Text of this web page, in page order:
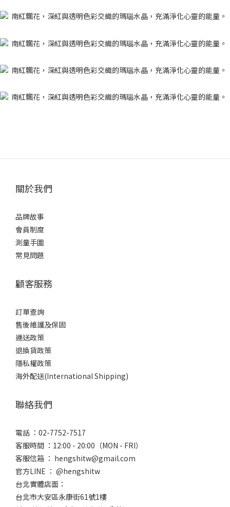
關於我們
品牌故事
會員制度
測量手圍
常見問題
顧客服務
訂單查詢
售後維護及保固
運送政策
退換貨政策
隱私權政策
海外配送(International Shipping)
聯絡我們
電話 ：02-7752-7517
客服時間 ：12:00 - 20:00（MON - FRI）
客服信箱 ： hengshitw@gmail.com
官方LINE ： @hengshitw
台北實體店面：
台北市大安區永康街61號1樓